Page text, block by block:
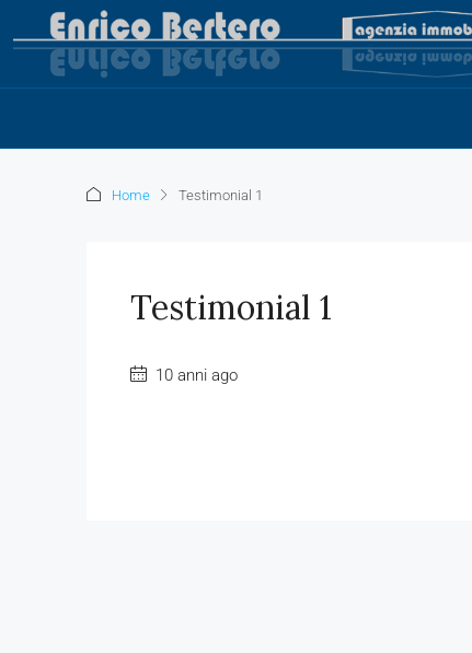
Home Testimonial 1
Testimonial 1
10 anni ago